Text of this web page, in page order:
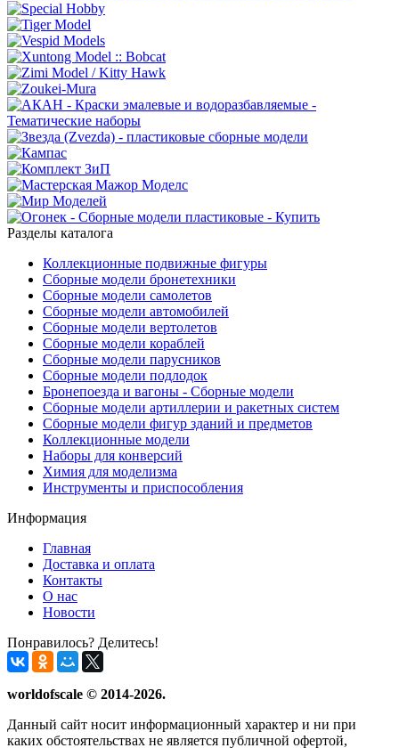
Разделы каталога
Коллекционные подвижные фигуры
Сборные модели бронетехники
Сборные модели самолетов
Сборные модели автомобилей
Сборные модели вертолетов
Сборные модели кораблей
Сборные модели парусников
Сборные модели подлодок
Бронепоезда и вагоны - Сборные модели
Сборные модели артиллерии и ракетных систем
Сборные модели фигур зданий и предметов
Коллекционные модели
Наборы для конверсий
Химия для моделизма
Инструменты и приспособления
Информация
Главная
Доставка и оплата
Контакты
О нас
Новости
Понравилось? Делитесь!
worldofscale © 2014-2026.
Данный сайт носит информационный характер и ни при
каких обстоятельствах не является публичной офертой,